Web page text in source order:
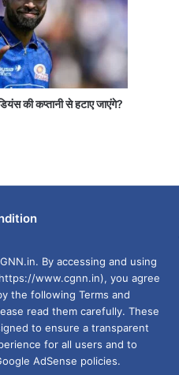
की कप्तानी से हटाए जाएंगे?
By accessing and using
www.cgnn.in), you agree
the following Terms and
read them carefully. These
to ensure a transparent
for all users and to
AdSense policies.